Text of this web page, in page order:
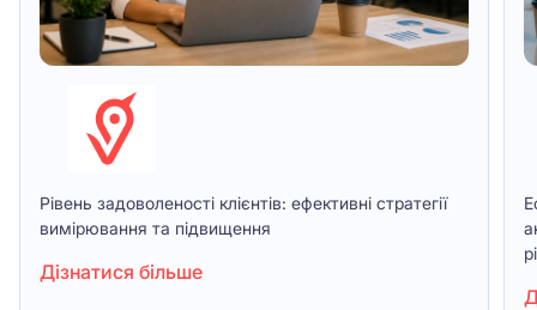
Рівень задоволеності клієнтів: ефективні стратегії
вимірювання та підвищення
Дізнатися більше